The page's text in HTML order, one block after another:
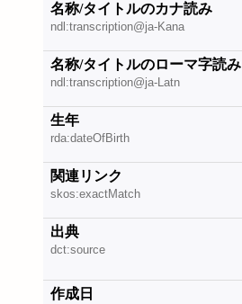
名称/タイトルのカナ読み
ndl:transcription@ja-Kana
名称/タイトルのローマ字読み
ndl:transcription@ja-Latn
生年
rda:dateOfBirth
関連リンク
skos:exactMatch
出典
dct:source
作成日